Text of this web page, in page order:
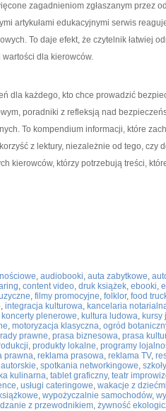
zagadnieniom zgłaszanym przez
artykułami edukacyjnymi serwis
To daje efekt, że czytelnik łatwiej
dla kierowców.
dla każdego, kto chce prowadzić
poradniki z refleksją nad
To kompendium informacji, które
z lektury, niezależnie od tego, czy
kierowców, którzy potrzebują treści,
, audiobooki, auta zabytkowe,
, content video, druk książek, ebooki,
, filmy promocyjne, folklor, food
, integracja kulturowa, kancelaria
koncerty plenerowe, kultura ludowa, kursy
, motoryzacja klasyczna, ogród
prawne, prasa biznesowa, prasa
, produkty lokalne, programy
prawna, reklama prasowa, reklama TV,
, spotkania networkingowe,
kulinarna, tablet graficzny, teatr
, usługi cateringowe, wakacje z dziećmi
, wypożyczalnie samochodów,
z przewodnikiem, żywność